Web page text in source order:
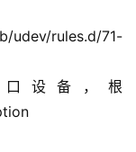
rules.d/71-
设备，根